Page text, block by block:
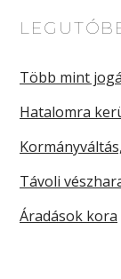
Több mint
Hatalomra
Távoli
Áradások kora